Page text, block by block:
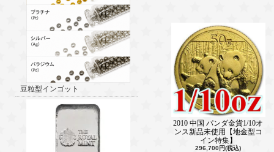
豆粒型インゴット
2010 中国 パンダ金貨1/10オ
ンス新品未使用【地金型コ
イン特集】
296,700円(税込)